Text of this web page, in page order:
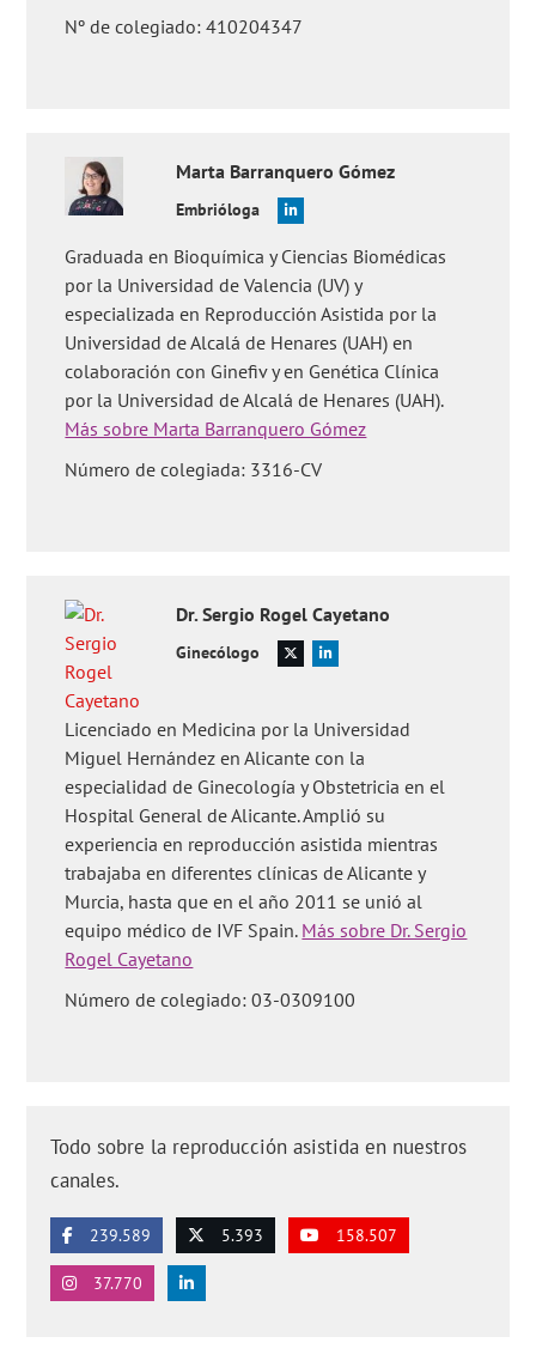
Nº de colegiado: 410204347
Marta Barranquero Gómez
Embrióloga
Graduada en Bioquímica y Ciencias Biomédicas
por la Universidad de Valencia (UV) y
especializada en Reproducción Asistida por la
Universidad de Alcalá de Henares (UAH) en
colaboración con Ginefiv y en Genética Clínica
por la Universidad de Alcalá de Henares (UAH).
Más sobre Marta Barranquero Gómez
Número de colegiada: 3316-CV
Dr. Sergio Rogel Cayetano
Ginecólogo
Licenciado en Medicina por la Universidad
Miguel Hernández en Alicante con la
especialidad de Ginecología y Obstetricia en el
Hospital General de Alicante. Amplió su
experiencia en reproducción asistida mientras
trabajaba en diferentes clínicas de Alicante y
Murcia, hasta que en el año 2011 se unió al
equipo médico de IVF Spain. Más sobre Dr. Sergio
Rogel Cayetano
Número de colegiado: 03-0309100
Todo sobre la reproducción asistida en nuestros
canales.
239.589 5.393 158.507
37.770